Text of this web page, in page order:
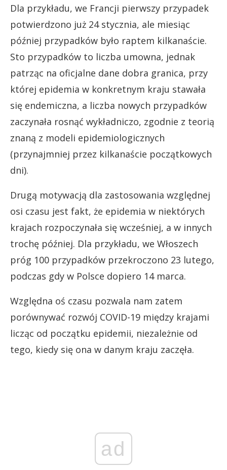
Dla przykładu, we Francji pierwszy przypadek
potwierdzono już 24 stycznia, ale miesiąc
później przypadków było raptem kilkanaście.
Sto przypadków to liczba umowna, jednak
patrząc na oficjalne dane dobra granica, przy
której epidemia w konkretnym kraju stawała
się endemiczna, a liczba nowych przypadków
zaczynała rosnąć wykładniczo, zgodnie z teorią
znaną z modeli epidemiologicznych
(przynajmniej przez kilkanaście początkowych
dni).
Drugą motywacją dla zastosowania względnej
osi czasu jest fakt, że epidemia w niektórych
krajach rozpoczynała się wcześniej, a w innych
trochę później. Dla przykładu, we Włoszech
próg 100 przypadków przekroczono 23 lutego,
podczas gdy w Polsce dopiero 14 marca.
Względna oś czasu pozwala nam zatem
porównywać rozwój COVID-19 między krajami
licząc od początku epidemii, niezależnie od
tego, kiedy się ona w danym kraju zaczęła.
ad